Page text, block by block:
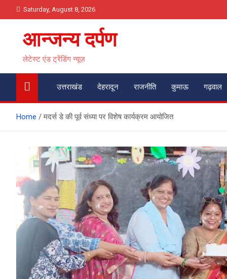
to
Saturday, August 8, 2026
आन्जन्य दर्पण
लेटेस्ट एंड ट्रेंडिंग न्यूज़
उत्तराखंड देहरादून राजनीति कुमाऊ गढ़वाल
Home मदर्स डे की पूर्व संध्या पर विशेष कार्यक्रम आयोजित